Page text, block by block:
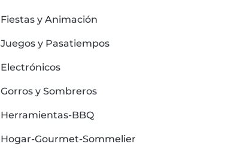
Fiestas y Animación
Juegos y Pasatiempos
Electrónicos
Gorros y Sombreros
Herramientas-BBQ
Hogar-Gourmet-Sommelier